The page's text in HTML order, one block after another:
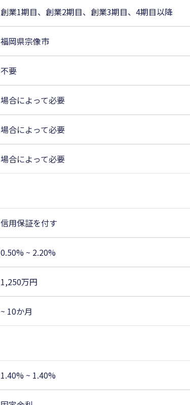
創業1期目、創業2期目、創業3期目、4期目以降
福岡県宗像市
不要
場合によって必要
場合によって必要
場合によって必要
信用保証を付す
0.50% ~ 2.20%
1,250万円
~ 10か月
1.40% ~ 1.40%